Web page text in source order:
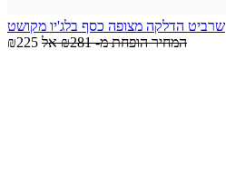
שרביט הדלקה מצופה כסף בלג'יו מקושט
₪225
המחיר הופחת מ-₪281 אל